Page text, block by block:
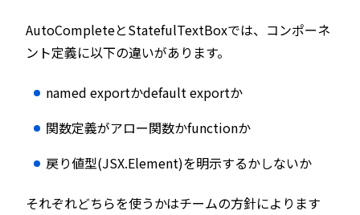
AutoCompleteとStatefulTextBoxでは、コンポーネ
ント定義に以下の違いがあります。
named exportかdefault exportか
関数定義がアロー関数かfunctionか
戻り値型(JSX.Element)を明示するかしないか
それぞれどちらを使うかはチームの方針によります